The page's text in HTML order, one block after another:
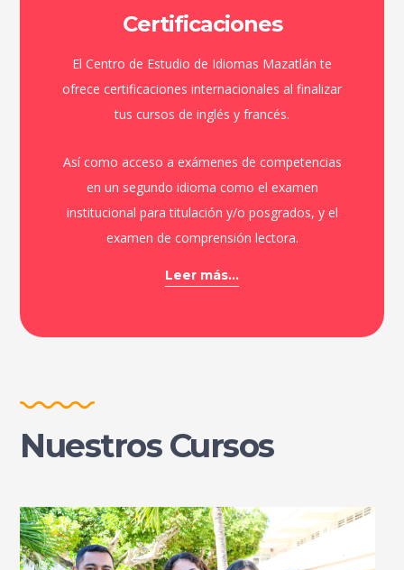
Certificaciones
El Centro de Estudio de Idiomas Mazatlán te
ofrece certificaciones internacionales al finalizar
tus cursos de inglés y francés.
Así como acceso a exámenes de competencias
en un segundo idioma como el examen
institucional para titulación y/o posgrados, y el
examen de comprensión lectora.
Leer más...
Nuestros Cursos